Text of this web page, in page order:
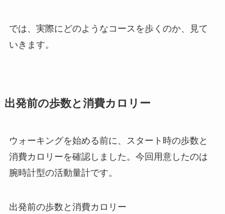
では、実際にどのようなコースを歩くのか、見て
いきます。
出発前の歩数と消費カロリー
ウォーキングを始める前に、スタート時の歩数と
消費カロリーを確認しました。今回用意したのは
腕時計型の活動量計です。
出発前の歩数と消費カロリー